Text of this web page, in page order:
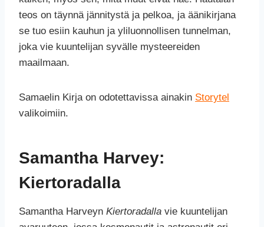
teos on täynnä jännitystä ja pelkoa, ja äänikirjana
se tuo esiin kauhun ja yliluonnollisen tunnelman,
joka vie kuuntelijan syvälle mysteereiden
maailmaan.
Samaelin Kirja on odotettavissa ainakin Storytel
valikoimiin.
Samantha Harvey:
Kiertoradalla
Samantha Harveyn Kiertoradalla vie kuuntelijan